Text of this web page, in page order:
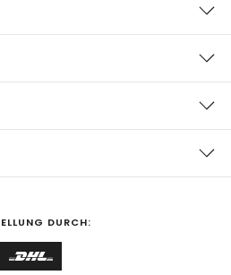
DURCH: